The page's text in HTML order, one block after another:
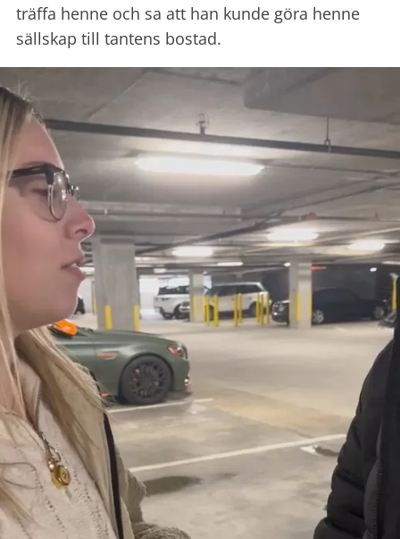
träffa henne och sa att han kunde göra henne
sällskap till tantens bostad.